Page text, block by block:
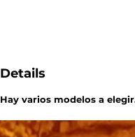
Details
Hay varios modelos a